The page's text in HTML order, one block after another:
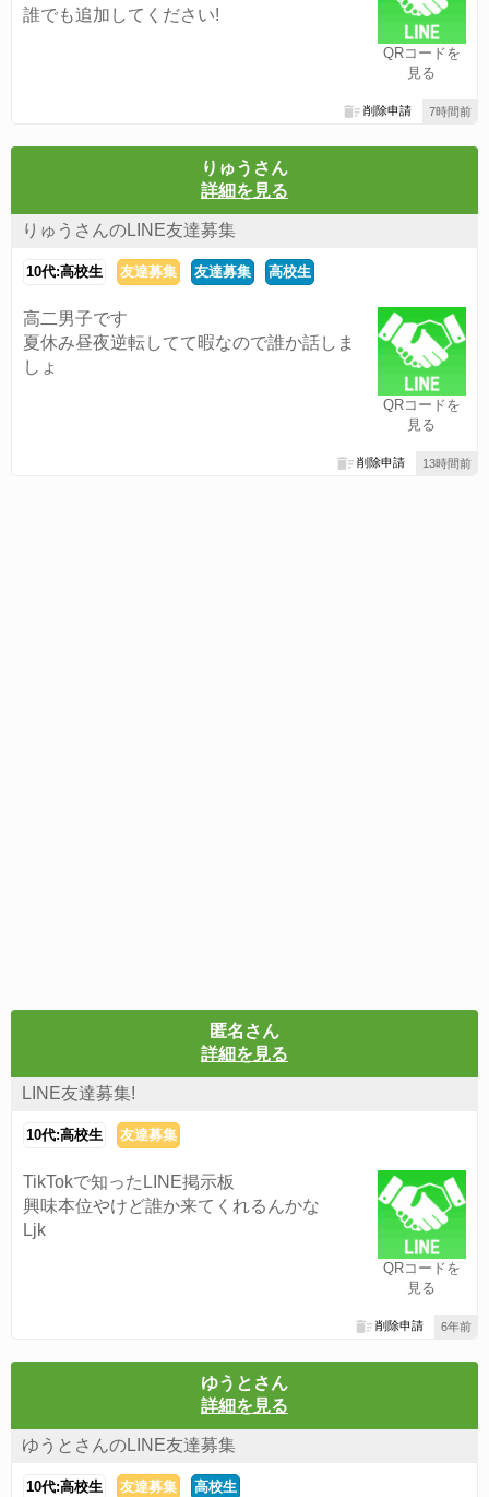
QRコードを
見る
誰でも追加してください!
7時間前
削除申請
りゅうさん
詳細を見る
りゅうさんのLINE友達募集
10代:高校生 友達募集 友達募集 高校生
QRコードを
見る
高二男子です
夏休み昼夜逆転してて暇なので誰か話しま
しょ
13時間前
削除申請
匿名さん
詳細を見る
LINE友達募集!
10代:高校生 友達募集
QRコードを
見る
TikTokで知ったLINE掲示板
興味本位やけど誰か来てくれるんかな
Ljk
6年前
削除申請
ゆうとさん
詳細を見る
ゆうとさんのLINE友達募集
10代:高校生 友達募集 高校生